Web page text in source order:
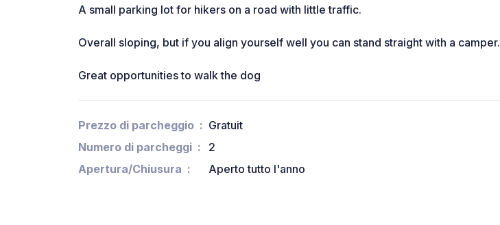
A small parking lot for hikers on a road with little traffic.
Overall sloping, but if you align yourself well you can stand straight with a camper.
Great opportunities to walk the dog
Prezzo di parcheggio
Gratuit
Numero di parcheggi
2
Apertura/Chiusura
Aperto tutto l'anno